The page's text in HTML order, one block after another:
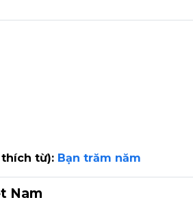
từ): Bạn trăm năm
Nam